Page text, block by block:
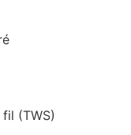
(TWS)